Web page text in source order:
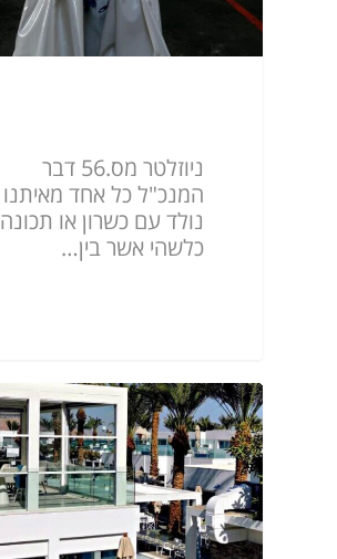
ניוזלטר מס.56 דבר
המנכ"ל כל אחד מאיתנו
נולד עם כשרון או תכונה
כלשהי אשר בין…